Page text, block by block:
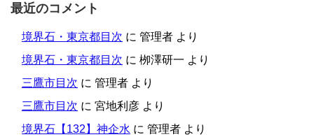
最近のコメント
境界石・東京都目次 に 管理者 より
境界石・東京都目次 に 栁澤研一 より
三鷹市目次 に 管理者 より
三鷹市目次 に 宮地利彦 より
境界石【132】神企水 に 管理者 より